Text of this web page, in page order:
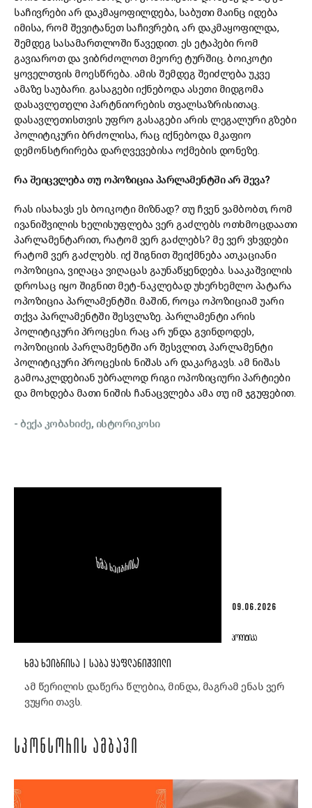
საჩივრები არ დაკმაყოფილდება, საბუთი მაინც იდება
იმისა, რომ შევიტანეთ საჩივრები, არ დაკმაყოფილდა,
შემდეგ სასამართლოში წავედით. ეს ეტაპები რომ
გავიაროთ და ვიბრძოლოთ მეორე ტურშიც. ბოიკოტი
ყოველთვის მოესწრება. ამის შემდეგ შეიძლება უკვე
ამაზე საუბარი. გასაგები იქნებოდა ასეთი მიდგომა
დასავლეთელი პარტნიორების თვალსაზრისითაც.
დასავლეთისთვის უფრო გასაგები არის ლეგალური გზები
პოლიტიკური ბრძოლისა, რაც იქნებოდა მკაფიო
დემონსტრირება დარღვევებისა ოქმების დონეზე.
რა შეიცვლება თუ ოპოზიცია პარლამენტში არ შევა?
რას ისახავს ეს ბოიკოტი მიზნად? თუ ჩვენ ვამბობთ, რომ
ივანიშვილის ხელისუფლება ვერ გაძლებს ოთხმოცდაათი
პარლამენტარით, რატომ ვერ გაძლებს? მე ვერ ვხვდები
რატომ ვერ გაძლებს. იქ შიგნით შეიქმნება ათკაციანი
ოპოზიცია, ვიღაცა ვიღაცას გაუნაწყენდება. სააკაშვილის
დროსაც იყო შიგნით მეტ-ნაკლებად უხერხემლო პატარა
ოპოზიცია პარლამენტში. მაშინ, როცა ოპოზიციამ უარი
თქვა პარლამენტში შესვლაზე. პარლამენტი არის
პოლიტიკური პროცესი. რაც არ უნდა გვინდოდეს,
ოპოზიციის პარლამენტში არ შესვლით, პარლამენტი
პოლიტიკური პროცესის ნიშას არ დაკარგავს. ამ ნიშას
გამოაკლდებიან უბრალოდ რიგი ოპოზიციური პარტიები
და მოხდება მათი ნიშის ჩანაცვლება ამა თუ იმ ჯგუფებით.
- ბექა კობახიძე, ისტორიკოსი
09.06.2026
ᲞᲝᲚᲘᲢᲘᲙᲐ
ᲮᲛᲐ ᲮᲔᲘᲑᲠᲘᲡᲐ | ᲡᲐᲑᲐ ᲧᲐᲤᲚᲐᲜᲘᲨᲕᲘᲚᲘ
ამ წერილის დაწერა წლებია, მინდა, მაგრამ ენას ვერ
ვუყრი თავს.
ᲡᲞᲝᲜᲡᲝᲠᲘᲡ ᲐᲛᲑᲐᲕᲘ